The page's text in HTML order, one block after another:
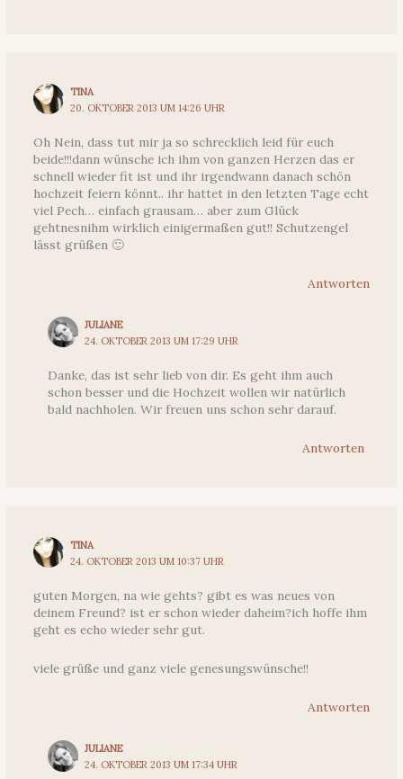
TINA
20. OKTOBER 2013 UM 14:26 UHR
Oh Nein, dass tut mir ja so schrecklich leid für euch
beide!!!dann wünsche ich ihm von ganzen Herzen das er
schnell wieder fit ist und ihr irgendwann danach schön
hochzeit feiern könnt.. ihr hattet in den letzten Tage echt
viel Pech… einfach grausam… aber zum Glück
gehtnesnihm wirklich einigermaßen gut!! Schutzengel
lässt grüßen 🙂
Antworten
JULIANE
24. OKTOBER 2013 UM 17:29 UHR
Danke, das ist sehr lieb von dir. Es geht ihm auch
schon besser und die Hochzeit wollen wir natürlich
bald nachholen. Wir freuen uns schon sehr darauf.
Antworten
TINA
24. OKTOBER 2013 UM 10:37 UHR
guten Morgen, na wie gehts? gibt es was neues von
deinem Freund? ist er schon wieder daheim?ich hoffe ihm
geht es echo wieder sehr gut.
viele grüße und ganz viele genesungswünsche!!
Antworten
JULIANE
24. OKTOBER 2013 UM 17:34 UHR